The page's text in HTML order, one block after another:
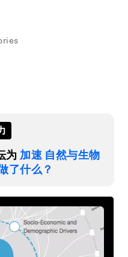
为 加速 自然与生物
了什么？